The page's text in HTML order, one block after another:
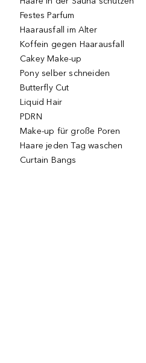
Festes Parfum
Haarausfall im Alter
Koffein gegen Haarausfall
Cakey Make-up
Pony selber schneiden
Butterfly Cut
Liquid Hair
PDRN
Make-up für große Poren
Haare jeden Tag waschen
Curtain Bangs